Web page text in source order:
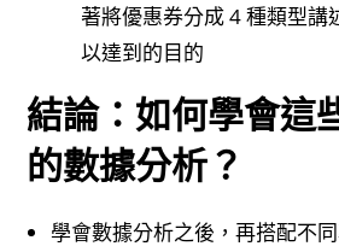
著將優惠券分成 4 種類型講
以達到的目的
結論：如何學會這
的數據分析？
學會數據分析之後，再搭配不